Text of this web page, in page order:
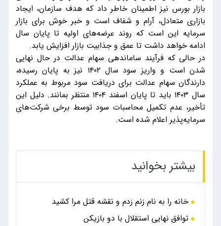
بازار بورس نیز اطمینان خاطر داد که هدف سازمان، ایجاد
بازاری متعادل، آرام و شفاف است و خبر خوش برای بازار
سرمایه این است که روند عرضه‌های اولیه تا پایان سال
ادامه خواهد داشت تا عمق و جذابیت بازار افزایش یابد.
در حالی که فرآیند ساماندهی سهام عدالت در حال نهایی
شدن است و واریز سود سال ۱۴۰۲ نیز به پایان رسیده،
دارندگان سهام عدالت برای دریافت سود مربوط به عملکرد
سال ۱۴۰۳ باید تا پایان اسفند ۱۴۰۴ منتظر بمانند. دلیل این
تأخیر، عدم تکمیل محاسبات سود توسط برخی شرکت‌های
سرمایه‌پذیر اعلام شده است.
بیشتر بخوانید
خانه را به نام زنم زدم و نقشه قتل مرا کشید
توافق نهایی استقلال با دو بازیکن